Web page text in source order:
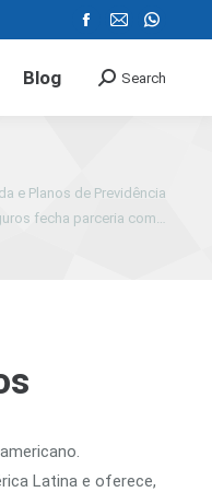
Facebook
opens
in
Mail
in
Blog Search:
Search
e Planos de Previdência
fecha parceria com…
Latina e oferece,